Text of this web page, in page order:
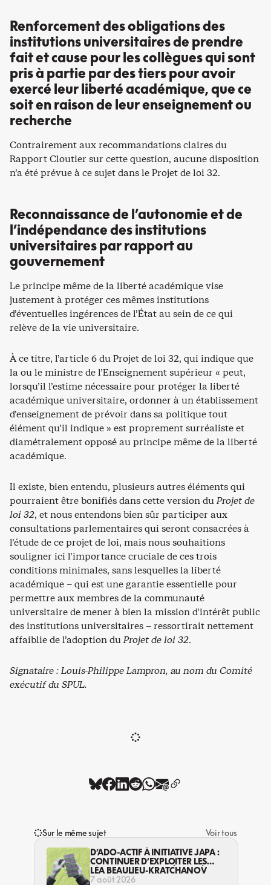
Renforcement des obligations des
institutions universitaires de prendre
fait et cause pour les collègues qui sont
pris à partie par des tiers pour avoir
exercé leur liberté académique, que ce
soit en raison de leur enseignement ou
recherche
Contrairement aux recommandations claires du
Rapport Cloutier sur cette question, aucune disposition
n’a été prévue à ce sujet dans le Projet de loi 32.
Reconnaissance de l’autonomie et de
l’indépendance des institutions
universitaires par rapport au
gouvernement
Le principe même de la liberté académique vise
justement à protéger ces mêmes institutions
d’éventuelles ingérences de l’État au sein de ce qui
relève de la vie universitaire.
À ce titre, l’article 6 du Projet de loi 32, qui indique que
la ou le ministre de l’Enseignement supérieur « peut,
lorsqu’il l’estime nécessaire pour protéger la liberté
académique universitaire, ordonner à un établissement
d’enseignement de prévoir dans sa politique tout
élément qu’il indique » est proprement surréaliste et
diamétralement opposé au principe même de la liberté
académique.
Il existe, bien entendu, plusieurs autres éléments qui
pourraient être bonifiés dans cette version duProjet de
loi 32, et nous entendons bien sûr participer aux
consultations parlementaires qui seront consacrées à
l’étude de ce projet de loi, mais nous souhaitions
souligner ici l’importance cruciale de ces trois
conditions minimales, sans lesquelles la liberté
académique – qui est une garantie essentielle pour
permettre aux membres de la communauté
universitaire de mener à bien la mission d’intérêt public
des institutions universitaires – ressortirait nettement
affaiblie de l’adoption duProjet de loi 32.
Signataire : Louis-Philippe Lampron, au nom du Comité
exécutif du SPUL.
Sur le même sujet
Voir tous
D’ADO-ACTIF À INITIATIVE JAPA :
CONTINUER D’EXPLOITER LES
JEUNES… DANS LA LÉGALITÉ?
LÉA BEAULIEU-KRATCHANOV
7 août 2026